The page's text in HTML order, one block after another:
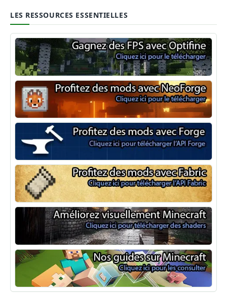
LES RESSOURCES ESSENTIELLES
Optifine
NeoForge
Minecraft Forge
Fabric Minecraft
Shaders Minecraft
Guide Minecraft